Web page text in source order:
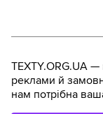
TEXTY.ORG.UA
реклами й
нам потрібна